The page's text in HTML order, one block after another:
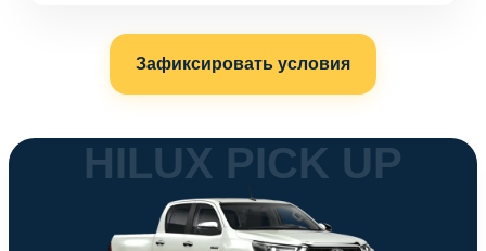
Зафиксировать условия
HILUX PICK UP